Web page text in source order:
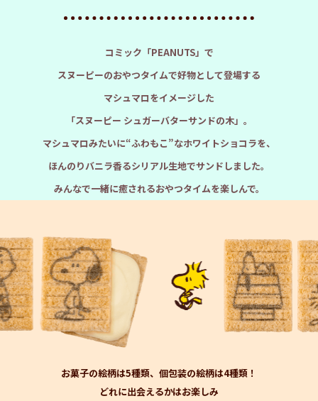
コミック「PEANUTS」で
スヌーピーのおやつタイムで好物として登場する
マシュマロをイメージした
「スヌーピー シュガーバターサンドの木」。
マシュマロみたいに“ふわもこ”なホワイトショコラを、
ほんのりバニラ香るシリアル生地でサンドしました。
みんなで一緒に癒されるおやつタイムを楽しんで。
お菓子の絵柄は5種類、個包装の絵柄は4種類！
どれに出会えるかはお楽しみ